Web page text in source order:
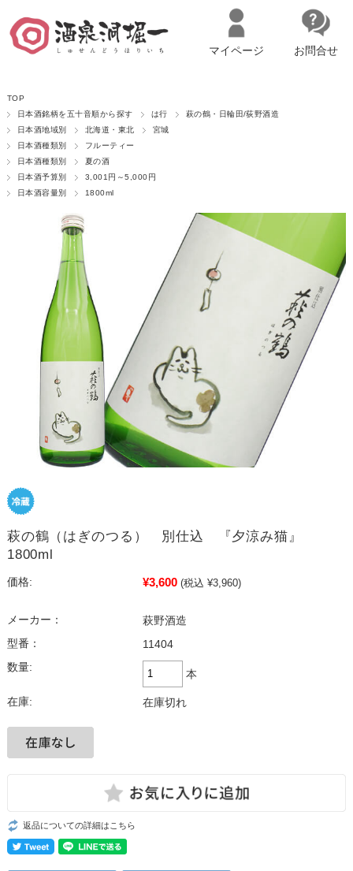
マイページへログイン カートをみる
マイページ お問合せ
TOP
日本酒銘柄を五十音順から探す
は行
萩の鶴・日輪田/荻野酒造
日本酒地域別
北海道・東北
宮城
日本酒種類別
フルーティー
日本酒種類別
夏の酒
日本酒予算別
3,001円～5,000円
日本酒容量別
1800ml
萩の鶴（はぎのつる） 別仕込 『夕涼み猫』
1800ml
価格: ¥3,600 (税込 ¥3,960)
メーカー：
萩野酒造
型番：
11404
数量:
本
在庫: 在庫切れ
返品についての詳細はこちら